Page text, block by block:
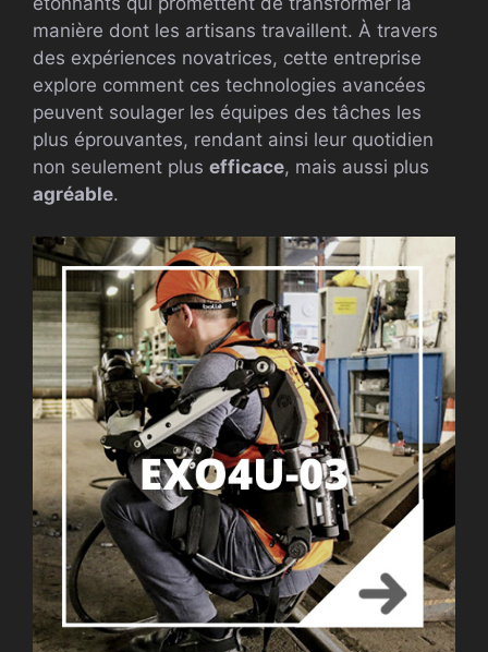
manière dont les artisans travaillent. À travers
des expériences novatrices, cette entreprise
explore comment ces technologies avancées
peuvent soulager les équipes des tâches les
plus éprouvantes, rendant ainsi leur quotidien
non seulement plus efficace, mais aussi plus
agréable.